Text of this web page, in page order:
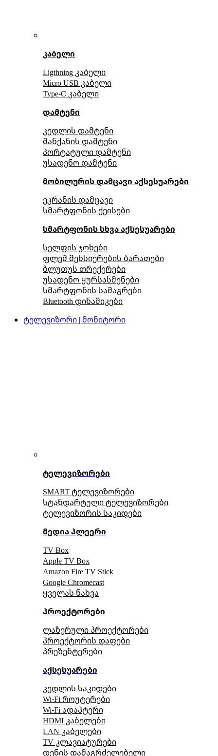
კაბელი
Ligthning კაბელი
Micro USB კაბელი
Type-C კაბელი
დამტენი
კედლის დამტენი
მანქანის დამტენი
პორტატული დამტენი
უსადენო დამტენი
მობილურის დამცავი აქსესუარები
ეკრანის დამცავი
სმარტფონის ქეისები
სმარტფონის სხვა აქსესუარები
სელფის ჯოხები
ფლეშ მეხსიერების ბარათები
ბლუთუს თრექერები
უსადენო ყურსასმენები
სმარტფონის სამაგრები
Bluetooth დინამიკები
ტელევიზორი | მონიტორი
ტელევიზორები
SMART ტელევიზორები
სტანდარტული ტელევიზორები
ტელევიზორის საკიდები
მედია პლეერი
TV Box
Apple TV Box
Amazon Fire TV Stick
Google Chromecast
ყველას ნახვა
პროექტორები
ლაზერული პროექტორები
პროექტორის დაფები
პრეზენტერები
აქსესუარები
კედლის საკიდები
Wi-Fi როუტერები
Wi-Fi ადაპტერი
HDMI კაბელები
LAN კაბელები
TV კლავიატურები
დენის დამაგრძელებელი